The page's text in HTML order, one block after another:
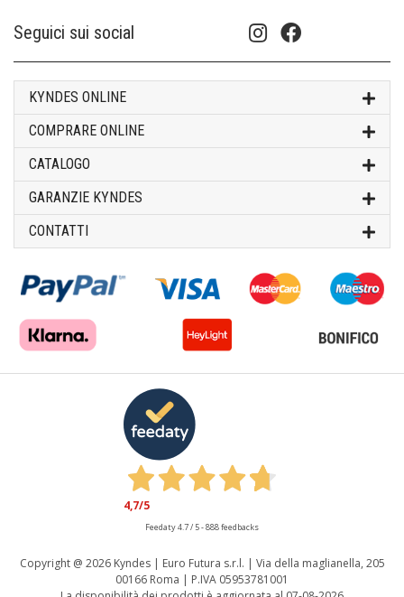
Seguici sui social
KYNDES ONLINE
COMPRARE ONLINE
CATALOGO
GARANZIE KYNDES
CONTATTI
Copyright @ 2026 Kyndes | Euro Futura s.r.l. | Via della maglianella, 205
00166 Roma | P.IVA 05953781001
4,7/5
Feedaty4.7/ 5-888feedbacks